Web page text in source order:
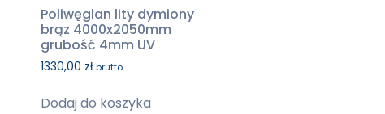
Poliwęglan lity dymiony
brąz 4000x2050mm
grubość 4mm UV
1330,00 zł brutto
Dodaj do koszyka